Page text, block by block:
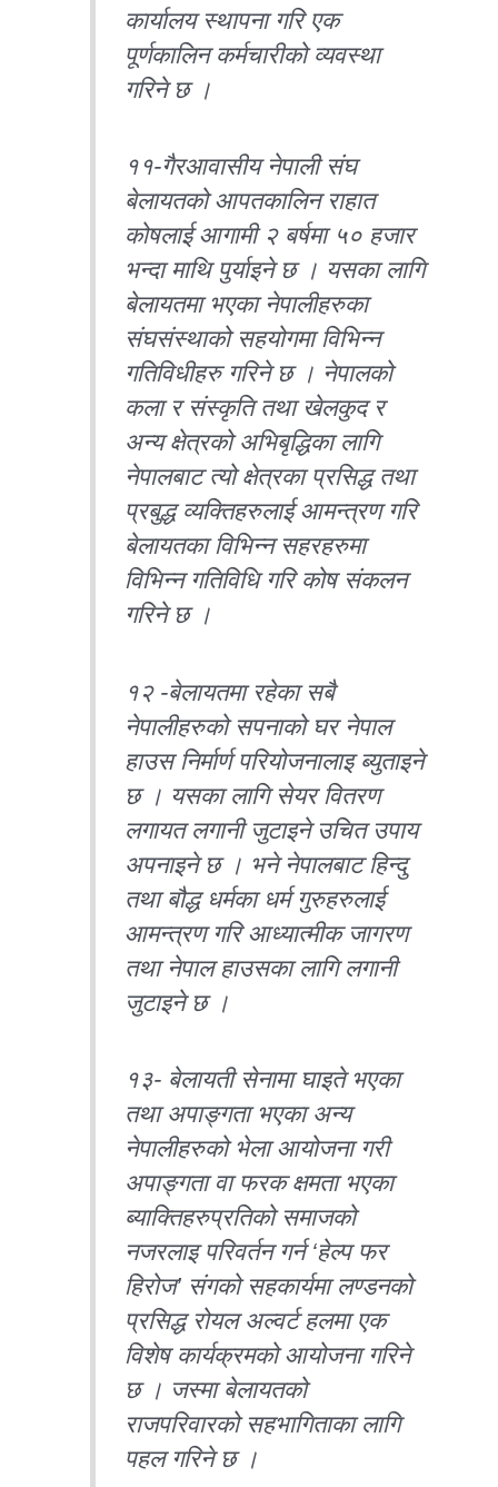
कार्यालय स्थापना गरि एक
पूर्णकालिन कर्मचारीको व्यवस्था
गरिने छ ।
११-गैरआवासीय नेपाली संघ
बेलायतको आपतकालिन राहात
कोषलाई आगामी २ बर्षमा ५० हजार
भन्दा माथि पुर्याइने छ । यसका लागि
बेलायतमा भएका नेपालीहरुका
संघसंस्थाको सहयोगमा विभिन्न
गतिविधीहरु गरिने छ । नेपालको
कला र संस्कृति तथा खेलकुद र
अन्य क्षेत्रको अभिबृद्धिका लागि
नेपालबाट त्यो क्षेत्रका प्रसिद्ध तथा
प्रबुद्ध व्यक्तिहरुलाई आमन्त्रण गरि
बेलायतका विभिन्न सहरहरुमा
विभिन्न गतिविधि गरि कोष संकलन
गरिने छ ।
१२ -बेलायतमा रहेका सबै
नेपालीहरुको सपनाको घर नेपाल
हाउस निर्मार्ण परियोजनालाइ ब्युताइने
छ । यसका लागि सेयर वितरण
लगायत लगानी जुटाइने उचित उपाय
अपनाइने छ । भने नेपालबाट हिन्दु
तथा बौद्ध धर्मका धर्म गुरुहरुलाई
आमन्त्रण गरि आध्यात्मीक जागरण
तथा नेपाल हाउसका लागि लगानी
जुटाइने छ ।
१३- बेलायती सेनामा घाइते भएका
तथा अपाङ्गता भएका अन्य
नेपालीहरुको भेला आयोजना गरी
अपाङ्गता वा फरक क्षमता भएका
ब्याक्तिहरुप्रतिको समाजको
नजरलाइ परिवर्तन गर्न ‘हेल्प फर
हिरोज’ संगको सहकार्यमा लण्डनको
प्रसिद्ध रोयल अल्वर्ट हलमा एक
विशेष कार्यक्रमको आयोजना गरिने
छ । जस्मा बेलायतको
राजपरिवारको सहभागिताका लागि
पहल गरिने छ ।